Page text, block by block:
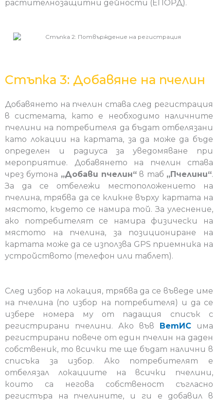
растителнозащитни дейности (ЕПОРД).
Стъпка 3: Добавяне на пчелин
Добавянето на пчелин става след регистрация
в системата, като е необходимо наличните
пчелини на потребителя да бъдат отбелязани
като локации на картата, за да може да бъде
определен и радиуса за уведомяване при
мероприятие. Добавянето на пчелин става
чрез бутона „Добави пчелин“ в таб „Пчелини“.
За да се отбележи местоположението на
пчелина, трябва да се кликне върху картата на
мястото, където се намира той. За улеснение,
ако потребителят се намира физически на
мястото на пчелина, за позициониране на
картата може да се използва GPS приемника на
устройството (телефон или таблет).
След избор на локация, трябва да се въведе име
на пчелина (по избор на потребителя) и да се
избере номера му от падащия списък с
регистрирани пчелини. Ако във ВетИС има
регистрирани повече от един пчелин на даден
собственик, то всички те ще бъдат налични в
списъка за избор. Ако потребителят е
отбелязал локациите на всички пчелини,
които са негова собственост съгласно
регистъра на пчелините, и ги е добавил в